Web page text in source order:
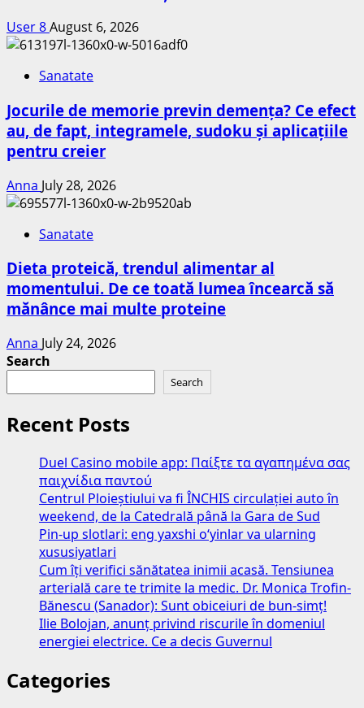
User 8August 6, 2026
Sanatate
Jocurile de memorie previn demența? Ce efect
au, de fapt, integramele, sudoku și aplicațiile
pentru creier
Anna July 28, 2026
Sanatate
Dieta proteică, trendul alimentar al
momentului. De ce toată lumea încearcă să
mănânce mai multe proteine
Anna July 24, 2026
Search
Search
Recent Posts
Duel Casino mobile app: Παίξτε τα αγαπημένα σας
παιχνίδια παντού
Centrul Ploieștiului va fi ÎNCHIS circulației auto în
weekend, de la Catedrală până la Gara de Sud
Pin-up slotlari: eng yaxshi o‘yinlar va ularning
xususiyatlari
Cum îți verifici sănătatea inimii acasă. Tensiunea
arterială care te trimite la medic. Dr. Monica Trofin-
Bănescu (Sanador): Sunt obiceiuri de bun-simț!
Ilie Bolojan, anunț privind riscurile în domeniul
energiei electrice. Ce a decis Guvernul
Categories